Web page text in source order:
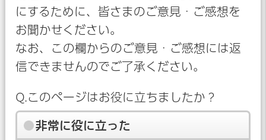
にするために、皆さまのご意見・ご感想を
お聞かせください。
なお、この欄からのご意見・ご感想には返
信できませんのでご了承ください。
Q.このページはお役に立ちましたか？
非常に役に立った